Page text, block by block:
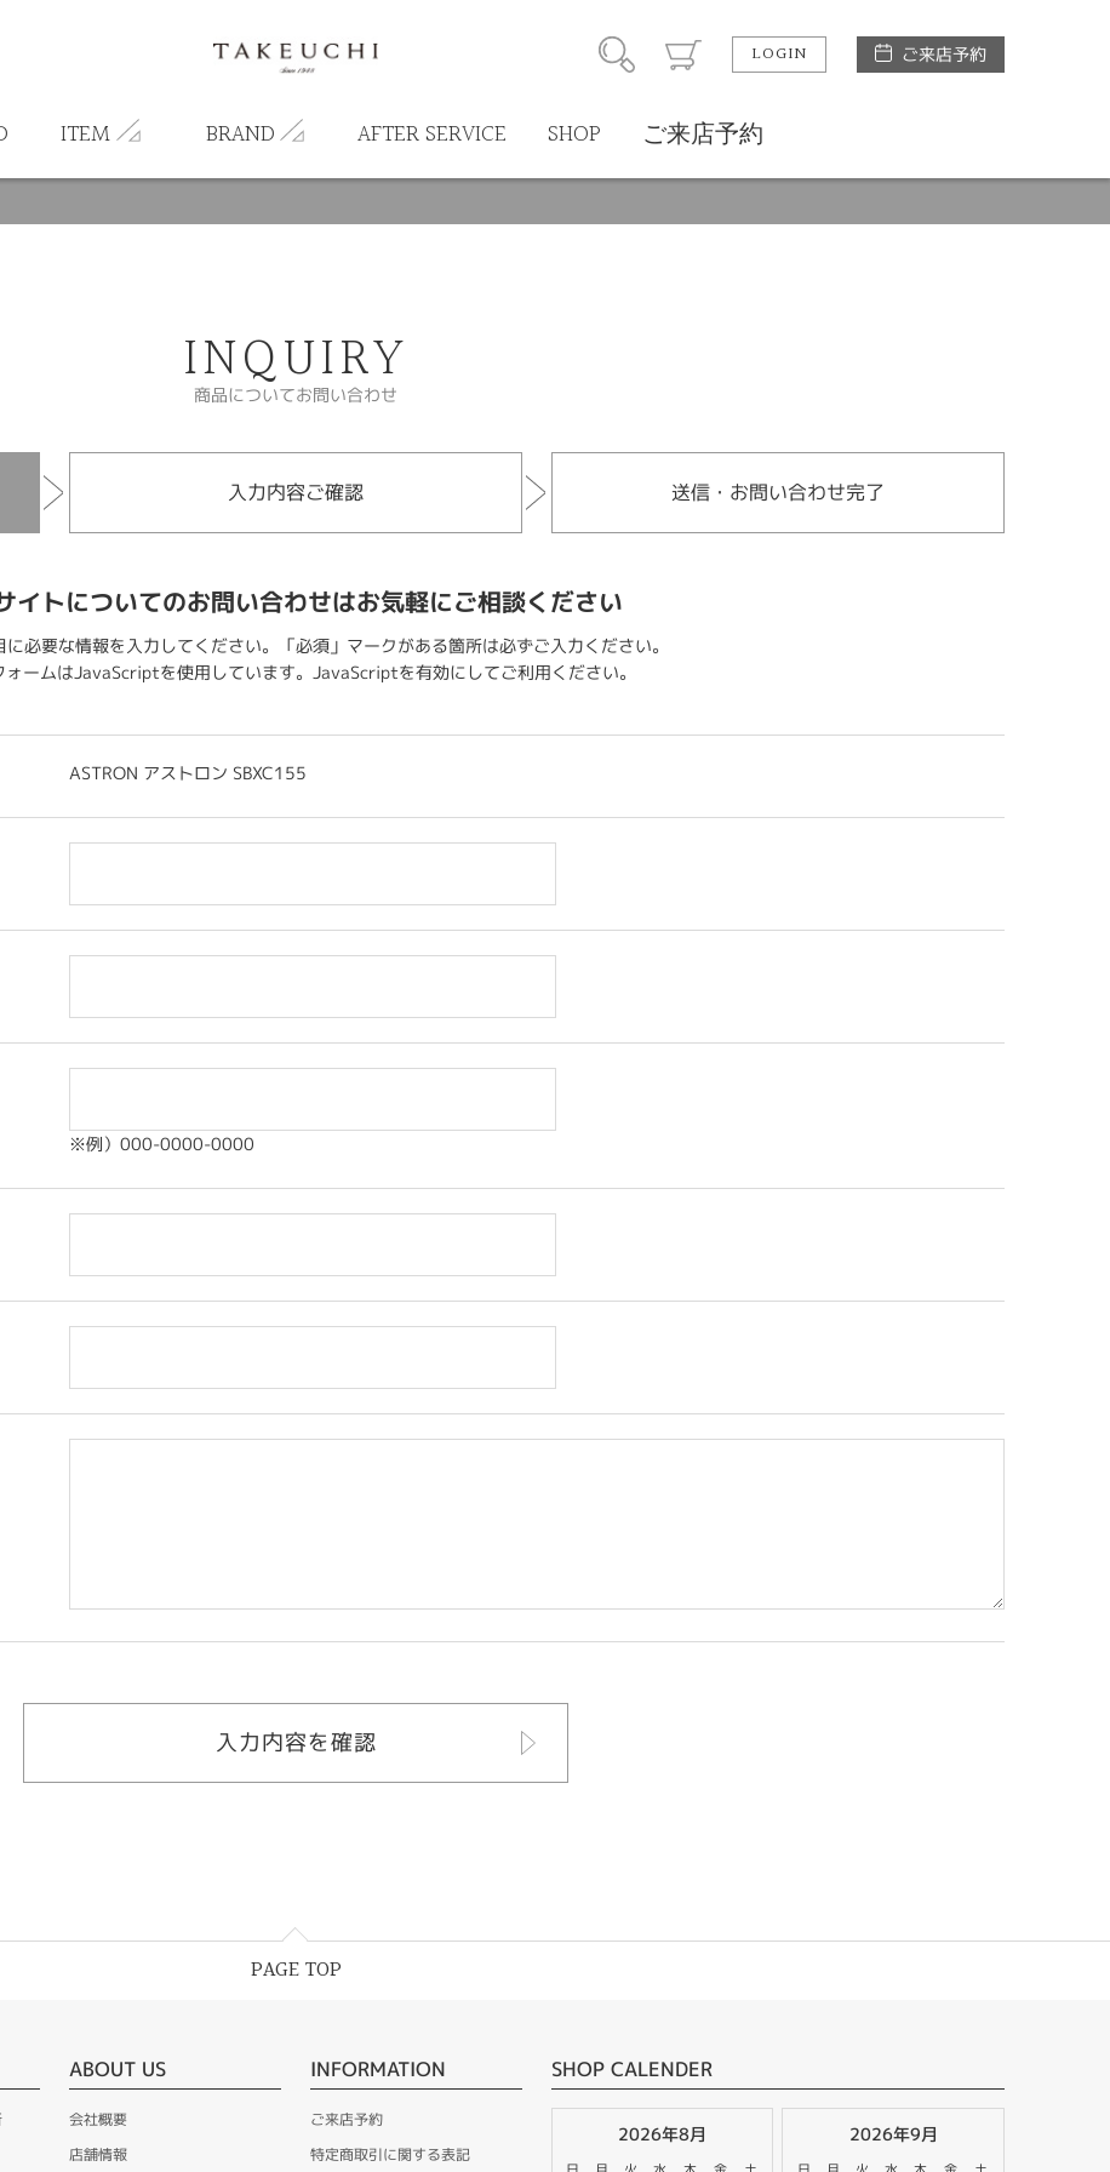
LOGIN ご来店予約
ITEM BRAND AFTER SERVICE SHOP ご来店予約
INQUIRY
商品についてお問い合わせ
入力内容ご確認 送信・お問い合わせ完了
イトについてのお問い合わせはお気軽にご相談ください
に必要な情報を入力してください。「必須」マークがある箇所は必ずご入力ください。
ォームはJavaScriptを使用しています。JavaScriptを有効にしてご利用ください。
ASTRON アストロン SBXC155
※例）000-0000-0000
PAGE TOP
ABOUT US
会社概要
店舗情報
INFORMATION
ご来店予約
特定商取引に関する表記
SHOP CALENDER
2026年8月 2026年9月